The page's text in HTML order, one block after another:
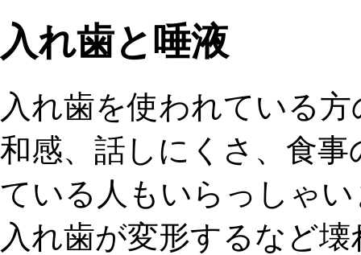
入れ歯と唾液
入れ歯を使われている
和感、話しにくさ、食
ている人もいらっしゃ
入れ歯が変形するなど